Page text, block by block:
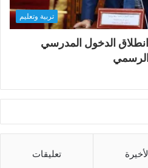
تربية وتعليم
انطلاق الدخول المدرسي
تعليقات